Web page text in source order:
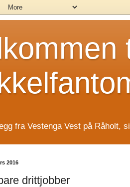
fra Vestenga Vest på Råholt,
2016
drittjobber